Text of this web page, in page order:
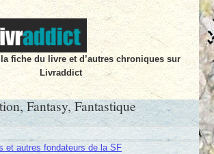
la fiche du livre et d’autres chroniques sur
Livraddict
Fantasy, Fantastique
et autres fondateurs de la SF